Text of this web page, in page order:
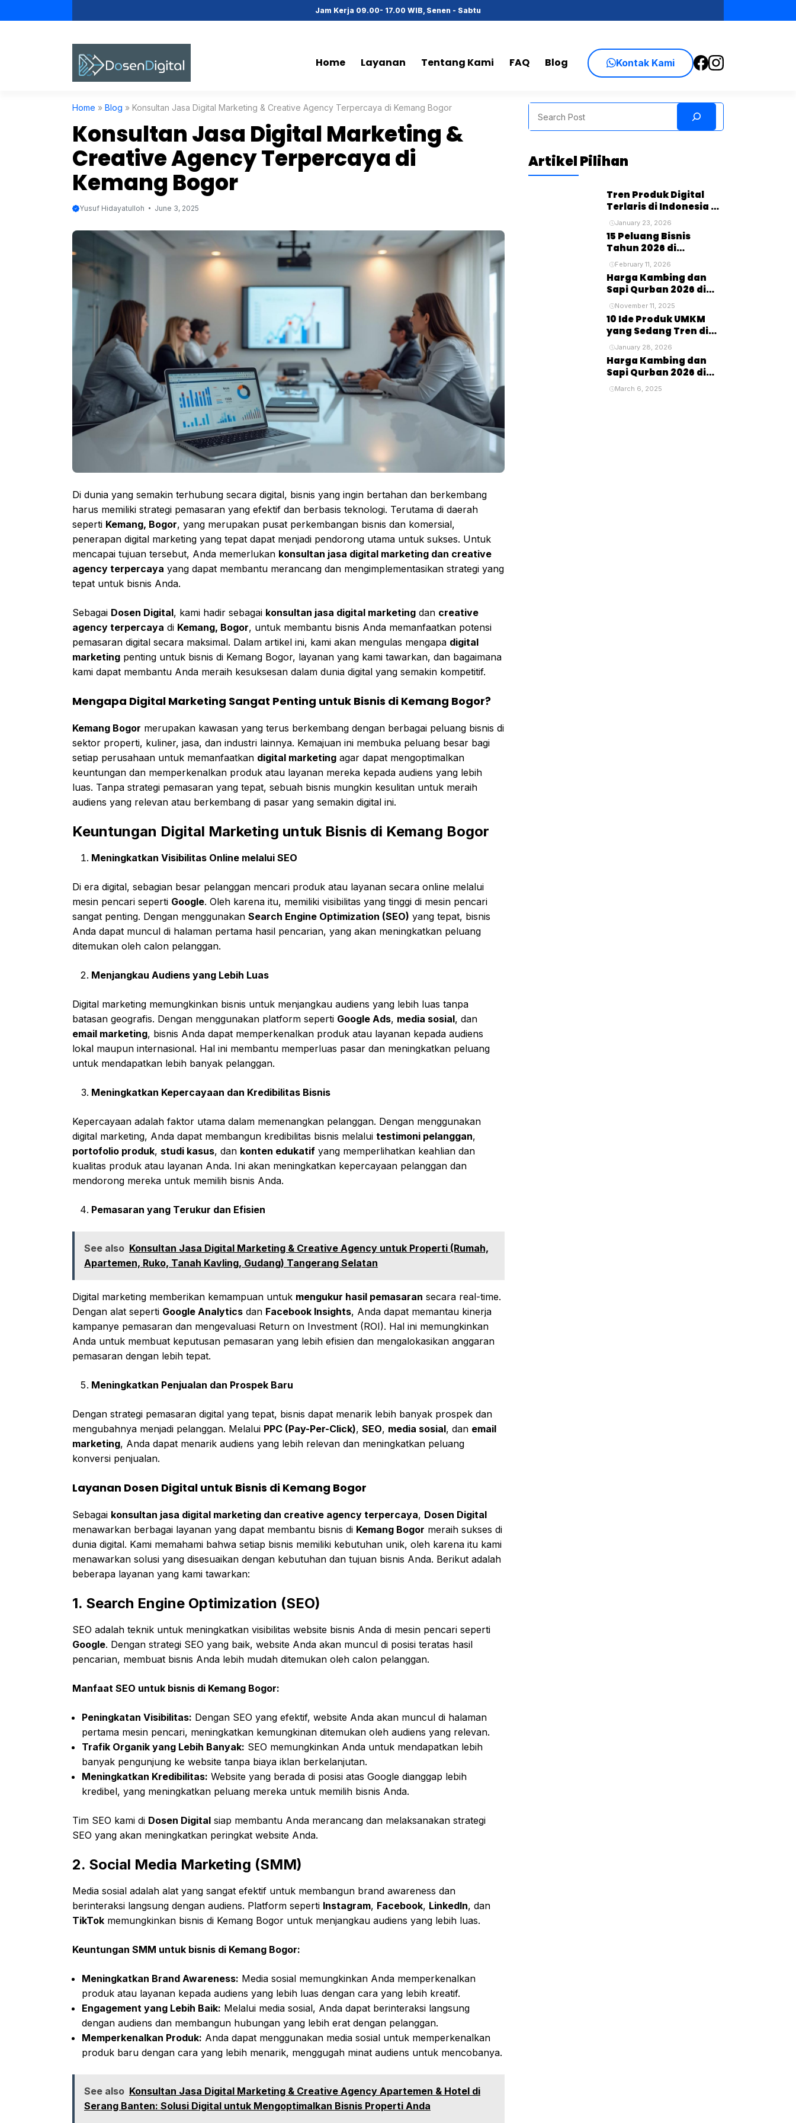
to
Jam Kerja 09.00- 17.00 WIB, Senen - Sabtu
Home Layanan Tentang Kami FAQ Blog Kontak Kami
Home » Blog » Konsultan Jasa Digital Marketing & Creative Agency Terpercaya di Kemang Bogor
Konsultan Jasa Digital Marketing &
Creative Agency Terpercaya di
Kemang Bogor
Yusuf Hidayatulloh June 3, 2025
Di dunia yang semakin terhubung secara digital, bisnis yang ingin bertahan dan berkembang
harus memiliki strategi pemasaran yang efektif dan berbasis teknologi. Terutama di daerah
seperti Kemang, Bogor, yang merupakan pusat perkembangan bisnis dan komersial,
penerapan digital marketing yang tepat dapat menjadi pendorong utama untuk sukses. Untuk
mencapai tujuan tersebut, Anda memerlukan konsultan jasa digital marketing dan creative
agency terpercaya yang dapat membantu merancang dan mengimplementasikan strategi yang
tepat untuk bisnis Anda.
Sebagai Dosen Digital, kami hadir sebagai konsultan jasa digital marketing dan creative
agency terpercaya di Kemang, Bogor, untuk membantu bisnis Anda memanfaatkan potensi
pemasaran digital secara maksimal. Dalam artikel ini, kami akan mengulas mengapa digital
marketing penting untuk bisnis di Kemang Bogor, layanan yang kami tawarkan, dan bagaimana
kami dapat membantu Anda meraih kesuksesan dalam dunia digital yang semakin kompetitif.
Mengapa Digital Marketing Sangat Penting untuk Bisnis di Kemang Bogor?
Kemang Bogor merupakan kawasan yang terus berkembang dengan berbagai peluang bisnis di
sektor properti, kuliner, jasa, dan industri lainnya. Kemajuan ini membuka peluang besar bagi
setiap perusahaan untuk memanfaatkan digital marketing agar dapat mengoptimalkan
keuntungan dan memperkenalkan produk atau layanan mereka kepada audiens yang lebih
luas. Tanpa strategi pemasaran yang tepat, sebuah bisnis mungkin kesulitan untuk meraih
audiens yang relevan atau berkembang di pasar yang semakin digital ini.
Keuntungan Digital Marketing untuk Bisnis di Kemang Bogor
Meningkatkan Visibilitas Online melalui SEO
Di era digital, sebagian besar pelanggan mencari produk atau layanan secara online melalui
mesin pencari seperti Google. Oleh karena itu, memiliki visibilitas yang tinggi di mesin pencari
sangat penting. Dengan menggunakan Search Engine Optimization (SEO) yang tepat, bisnis
Anda dapat muncul di halaman pertama hasil pencarian, yang akan meningkatkan peluang
ditemukan oleh calon pelanggan.
Menjangkau Audiens yang Lebih Luas
Digital marketing memungkinkan bisnis untuk menjangkau audiens yang lebih luas tanpa
batasan geografis. Dengan menggunakan platform seperti Google Ads, media sosial, dan
email marketing, bisnis Anda dapat memperkenalkan produk atau layanan kepada audiens
lokal maupun internasional. Hal ini membantu memperluas pasar dan meningkatkan peluang
untuk mendapatkan lebih banyak pelanggan.
Meningkatkan Kepercayaan dan Kredibilitas Bisnis
Kepercayaan adalah faktor utama dalam memenangkan pelanggan. Dengan menggunakan
digital marketing, Anda dapat membangun kredibilitas bisnis melalui testimoni pelanggan,
portofolio produk, studi kasus, dan konten edukatif yang memperlihatkan keahlian dan
kualitas produk atau layanan Anda. Ini akan meningkatkan kepercayaan pelanggan dan
mendorong mereka untuk memilih bisnis Anda.
Pemasaran yang Terukur dan Efisien
See also Konsultan Jasa Digital Marketing & Creative Agency untuk Properti (Rumah,
Apartemen, Ruko, Tanah Kavling, Gudang) Tangerang Selatan
Digital marketing memberikan kemampuan untuk mengukur hasil pemasaran secara real-time.
Dengan alat seperti Google Analytics dan Facebook Insights, Anda dapat memantau kinerja
kampanye pemasaran dan mengevaluasi Return on Investment (ROI). Hal ini memungkinkan
Anda untuk membuat keputusan pemasaran yang lebih efisien dan mengalokasikan anggaran
pemasaran dengan lebih tepat.
Meningkatkan Penjualan dan Prospek Baru
Dengan strategi pemasaran digital yang tepat, bisnis dapat menarik lebih banyak prospek dan
mengubahnya menjadi pelanggan. Melalui PPC (Pay-Per-Click), SEO, media sosial, dan email
marketing, Anda dapat menarik audiens yang lebih relevan dan meningkatkan peluang
konversi penjualan.
Layanan Dosen Digital untuk Bisnis di Kemang Bogor
Sebagai konsultan jasa digital marketing dan creative agency terpercaya, Dosen Digital
menawarkan berbagai layanan yang dapat membantu bisnis di Kemang Bogor meraih sukses di
dunia digital. Kami memahami bahwa setiap bisnis memiliki kebutuhan unik, oleh karena itu kami
menawarkan solusi yang disesuaikan dengan kebutuhan dan tujuan bisnis Anda. Berikut adalah
beberapa layanan yang kami tawarkan:
1. Search Engine Optimization (SEO)
SEO adalah teknik untuk meningkatkan visibilitas website bisnis Anda di mesin pencari seperti
Google. Dengan strategi SEO yang baik, website Anda akan muncul di posisi teratas hasil
pencarian, membuat bisnis Anda lebih mudah ditemukan oleh calon pelanggan.
Manfaat SEO untuk bisnis di Kemang Bogor:
Peningkatan Visibilitas: Dengan SEO yang efektif, website Anda akan muncul di halaman
pertama mesin pencari, meningkatkan kemungkinan ditemukan oleh audiens yang relevan.
Trafik Organik yang Lebih Banyak: SEO memungkinkan Anda untuk mendapatkan lebih
banyak pengunjung ke website tanpa biaya iklan berkelanjutan.
Meningkatkan Kredibilitas: Website yang berada di posisi atas Google dianggap lebih
kredibel, yang meningkatkan peluang mereka untuk memilih bisnis Anda.
Tim SEO kami di Dosen Digital siap membantu Anda merancang dan melaksanakan strategi
SEO yang akan meningkatkan peringkat website Anda.
2. Social Media Marketing (SMM)
Media sosial adalah alat yang sangat efektif untuk membangun brand awareness dan
berinteraksi langsung dengan audiens. Platform seperti Instagram, Facebook, LinkedIn, dan
TikTok memungkinkan bisnis di Kemang Bogor untuk menjangkau audiens yang lebih luas.
Keuntungan SMM untuk bisnis di Kemang Bogor:
Meningkatkan Brand Awareness: Media sosial memungkinkan Anda memperkenalkan
produk atau layanan kepada audiens yang lebih luas dengan cara yang lebih kreatif.
Engagement yang Lebih Baik: Melalui media sosial, Anda dapat berinteraksi langsung
dengan audiens dan membangun hubungan yang lebih erat dengan pelanggan.
Memperkenalkan Produk: Anda dapat menggunakan media sosial untuk memperkenalkan
produk baru dengan cara yang lebih menarik, menggugah minat audiens untuk mencobanya.
See also Konsultan Jasa Digital Marketing & Creative Agency Apartemen & Hotel di
Serang Banten: Solusi Digital untuk Mengoptimalkan Bisnis Properti Anda
Artikel Pilihan
Tren Produk Digital
Terlaris di Indonesia di
Tahun 2026
January 23, 2026
15 Peluang Bisnis
Tahun 2026 di
Tangerang: Ide Bisnis
Menjanjikan untuk
Masa Depan
February 11, 2026
Harga Kambing dan
Sapi Qurban 2026 di
Ciputat: Panduan
Lengkap untuk
Perayaan Idul Adha
November 11, 2025
10 Ide Produk UMKM
yang Sedang Tren di
Tangerang
January 28, 2026
Harga Kambing dan
Sapi Qurban 2026 di
Tangerang Selatan:
Panduan Lengkap
March 6, 2025